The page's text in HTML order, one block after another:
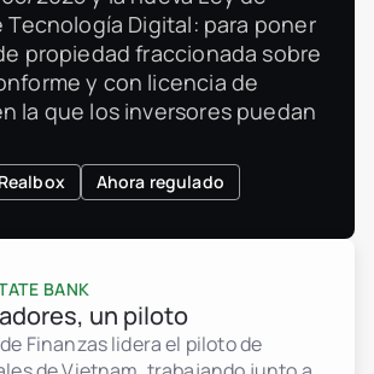
Tecnología Digital: para poner
propiedad fraccionada sobre
y con licencia de
la que los inversores puedan
Realbox Ahora regulado
BANK
un piloto
Finanzas lidera el piloto de